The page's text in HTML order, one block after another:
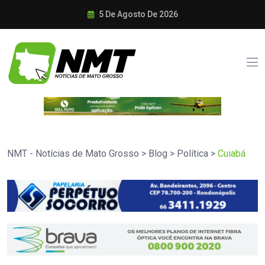
5 De Agosto De 2026
NMT - Notícias de Mato Grosso > Blog > Política > Cuiabá